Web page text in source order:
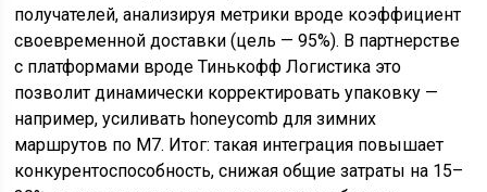
получателей, анализируя метрики вроде коэффициент
своевременной доставки (цель — 95%). В партнерстве
с платформами вроде Тинькофф Логистика это
позволит динамически корректировать упаковку —
например, усиливать honeycomb для зимних
маршрутов по М7. Итог: такая интеграция повышает
конкурентоспособность, снижая общие затраты на 15–